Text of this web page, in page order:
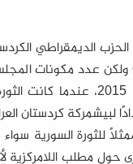
تأسيسه زهاء 11 حزبًا كرديًّا،
عدد من المنظمات الشبابية
لبيشمركة كردستان
للثورة السورية
مطلب اللامركزية